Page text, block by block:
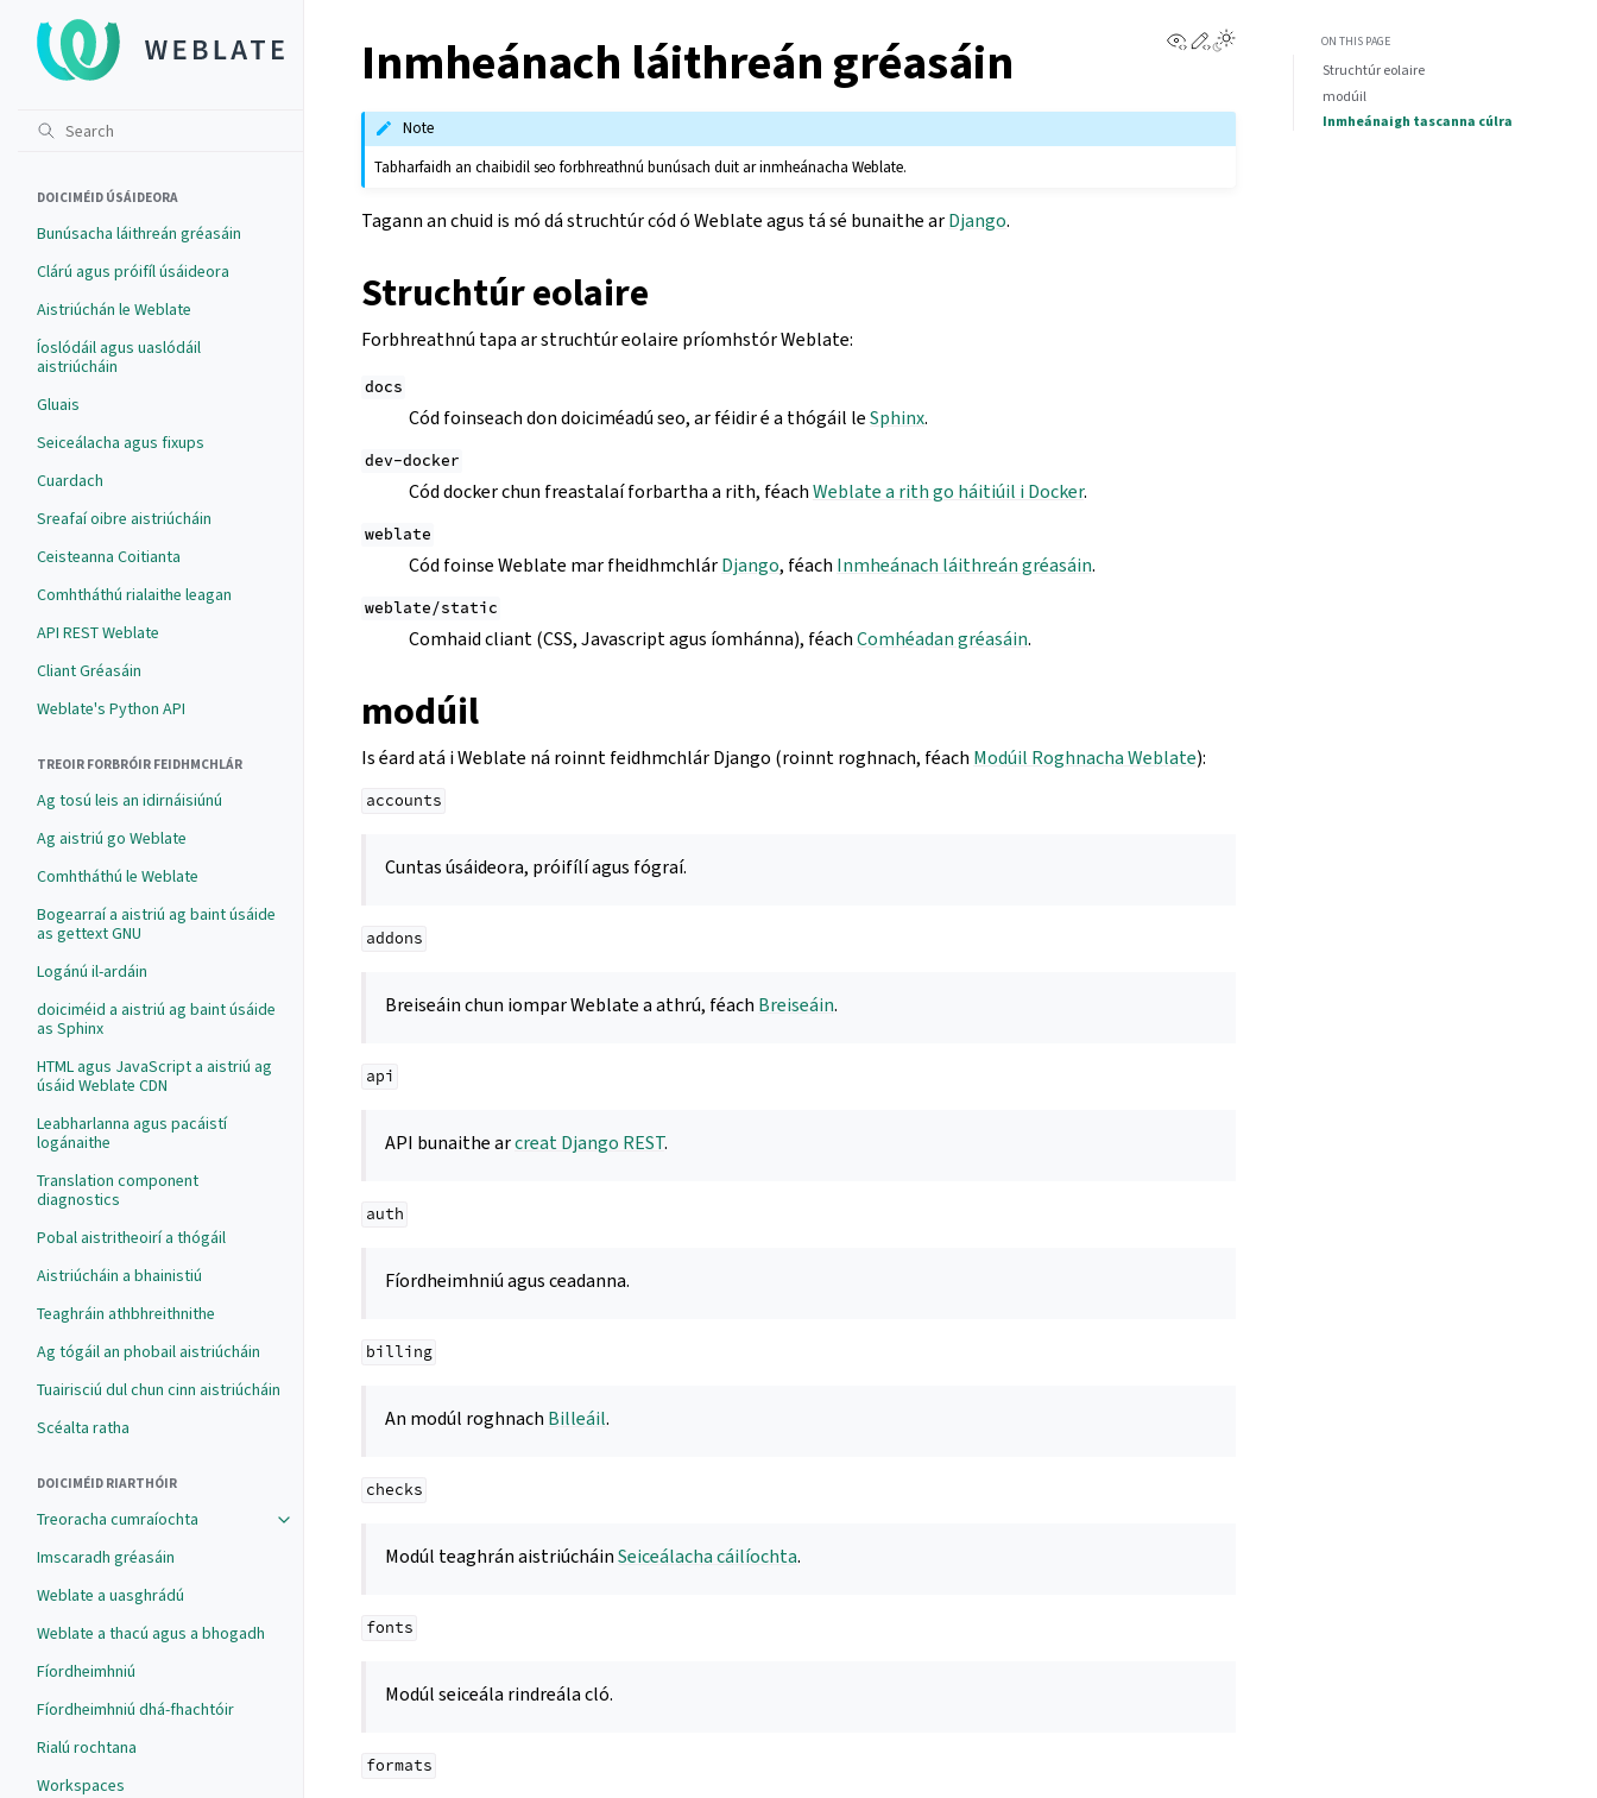
DOICIMÉID ÚSÁIDEORA
Bunúsacha láithreán gréasáin
Clárú agus próifíl úsáideora
Aistriúchán le Weblate
Íoslódáil agus uaslódáil
aistriúcháin
Gluais
Seiceálacha agus fixups
Cuardach
Sreafaí oibre aistriúcháin
Ceisteanna Coitianta
Comhtháthú rialaithe leagan
API REST Weblate
Cliant Gréasáin
Weblate's Python API
TREOIR FORBRÓIR FEIDHMCHLÁR
Ag tosú leis an idirnáisiúnú
Ag aistriú go Weblate
Comhtháthú le Weblate
Bogearraí a aistriú ag baint úsáide
as gettext GNU
Logánú il-ardáin
doiciméid a aistriú ag baint úsáide
as Sphinx
HTML agus JavaScript a aistriú ag
úsáid Weblate CDN
Leabharlanna agus pacáistí
logánaithe
Translation component
diagnostics
Pobal aistritheoirí a thógáil
Aistriúcháin a bhainistiú
Teaghráin athbhreithnithe
Ag tógáil an phobail aistriúcháin
Tuairisciú dul chun cinn aistriúcháin
Scéalta ratha
DOICIMÉID RIARTHÓIR
Treoracha cumraíochta
Imscaradh gréasáin
Weblate a uasghrádú
Weblate a thacú agus a bhogadh
Fíordheimhniú
Fíordheimhniú dhá-fhachtóir
Rialú rochtana
Workspaces
View this page
Edit this page
Inmheánach láithreán gréasáin
Note
Tabharfaidh an chaibidil seo forbhreathnú bunúsach duit ar inmheánacha Weblate.
Tagann an chuid is mó dá struchtúr cód ó Weblate agus tá sé bunaithe arDjango.
Struchtúr eolaire
Forbhreathnú tapa ar struchtúr eolaire príomhstór Weblate:
docs
Cód foinseach don doiciméadú seo, ar féidir é a thógáil leSphinx.
dev-docker
Cód docker chun freastalaí forbartha a rith, féachWeblate a rith go háitiúil i Docker.
weblate
Cód foinse Weblate mar fheidhmchlárDjango, féach Inmheánach láithreán gréasáin.
weblate/static
Comhaid cliant (CSS, Javascript agus íomhánna), féachComhéadan gréasáin.
modúil
Is éard atá i Weblate ná roinnt feidhmchlár Django (roinnt roghnach, féach Modúil Roghnacha Weblate):
accounts
Cuntas úsáideora, próifílí agus fógraí.
addons
Breiseáin chun iompar Weblate a athrú, féach Breiseáin.
api
API bunaithe arcreat Django REST.
auth
Fíordheimhniú agus ceadanna.
billing
An modúl roghnach Billeáil.
checks
Modúl teaghrán aistriúcháinSeiceálacha cáilíochta.
fonts
Modúl seiceála rindreála cló.
formats
ON THIS PAGE
Struchtúr eolaire
modúil
Inmheánaigh tascanna cúlra